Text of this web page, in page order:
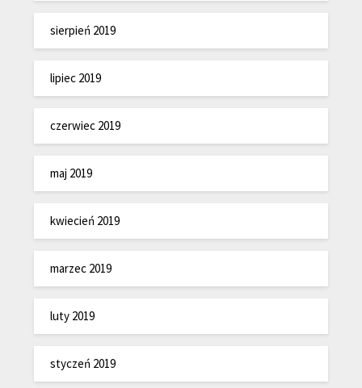
sierpień 2019
lipiec 2019
czerwiec 2019
maj 2019
kwiecień 2019
marzec 2019
luty 2019
styczeń 2019